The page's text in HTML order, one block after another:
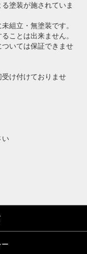
塗装が施されていま
組立・無塗装です。
ことは出来ません。
いては保証できませ
け付けておりませ
い